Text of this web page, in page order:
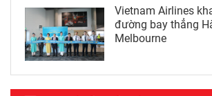
Vietnam Airlines
đường bay thẳng
Melbourne